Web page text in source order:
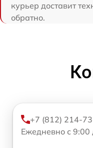
курьер доставит
обратно.
+7 (812) 214-
Ежедневно с 9:00